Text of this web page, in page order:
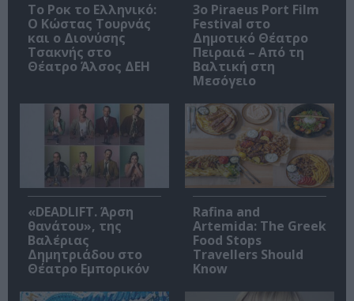
Το Ροκ το Ελληνικό:
Ο Κώστας Τουρνάς
και ο Διονύσης
Τσακνής στο
Θέατρο Άλσος ΔΕΗ
3o Piraeus Port Film
Festival στο
Δημοτικό Θέατρο
Πειραιά – Από τη
Βαλτική στη
Μεσόγειο
«DEADLIFT. Άρση
θανάτου», της
Βαλέριας
Δημητριάδου στο
Θέατρο Εμπορικόν
Rafina and
Artemida: The Greek
Food Stops
Travellers Should
Know